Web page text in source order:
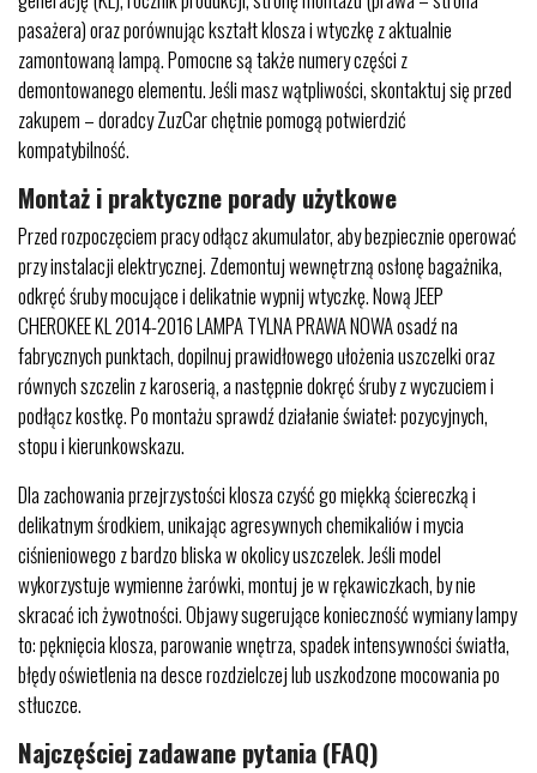
pasażera) oraz porównując kształt klosza i wtyczkę z aktualnie
zamontowaną lampą. Pomocne są także numery części z
demontowanego elementu. Jeśli masz wątpliwości, skontaktuj się przed
zakupem – doradcy ZuzCar chętnie pomogą potwierdzić
kompatybilność.
Montaż i praktyczne porady użytkowe
Przed rozpoczęciem pracy odłącz akumulator, aby bezpiecznie operować
przy instalacji elektrycznej. Zdemontuj wewnętrzną osłonę bagażnika,
odkręć śruby mocujące i delikatnie wypnij wtyczkę. Nową JEEP
CHEROKEE KL 2014-2016 LAMPA TYLNA PRAWA NOWA osadź na
fabrycznych punktach, dopilnuj prawidłowego ułożenia uszczelki oraz
równych szczelin z karoserią, a następnie dokręć śruby z wyczuciem i
podłącz kostkę. Po montażu sprawdź działanie świateł: pozycyjnych,
stopu i kierunkowskazu.
Dla zachowania przejrzystości klosza czyść go miękką ściereczką i
delikatnym środkiem, unikając agresywnych chemikaliów i mycia
ciśnieniowego z bardzo bliska w okolicy uszczelek. Jeśli model
wykorzystuje wymienne żarówki, montuj je w rękawiczkach, by nie
skracać ich żywotności. Objawy sugerujące konieczność wymiany lampy
to: pęknięcia klosza, parowanie wnętrza, spadek intensywności światła,
błędy oświetlenia na desce rozdzielczej lub uszkodzone mocowania po
stłuczce.
Najczęściej zadawane pytania (FAQ)